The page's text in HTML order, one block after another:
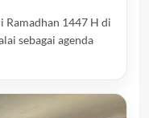
Ramadhan 1447 H di
sebagai agenda